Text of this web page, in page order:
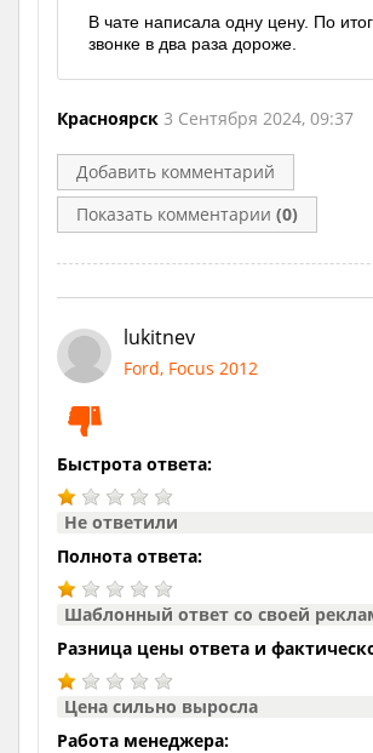
В чате написала одну цену. По
звонке в два раза дороже.
Красноярск 3 Сентября 2024, 09:37
Добавить комментарий
Показать комментарии (0)
lukitnev
Ford, Focus 2012
Быстрота ответа:
Не ответили
Полнота ответа:
Шаблонный ответ со своей
Разница цены ответа и
Цена сильно выросла
Работа менеджера: